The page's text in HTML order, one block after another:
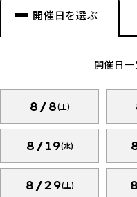
開催日を選ぶ
開催日一
8/8(土)
8/19(水)
8/29(土)